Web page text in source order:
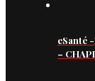
eSanté
–